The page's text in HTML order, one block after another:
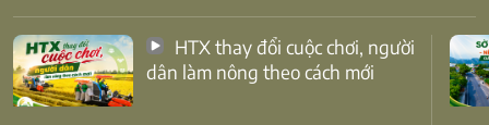
dân làm nông theo cách mới